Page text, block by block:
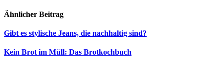
Ähnlicher Beitrag
Gibt es stylische Jeans, die nachhaltig sind?
Kein Brot im Müll: Das Brotkochbuch